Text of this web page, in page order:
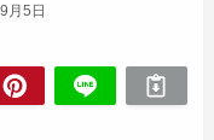
月5日